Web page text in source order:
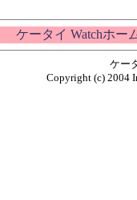
ケータイ Watchホー
ケー
Copyright (c) 2004